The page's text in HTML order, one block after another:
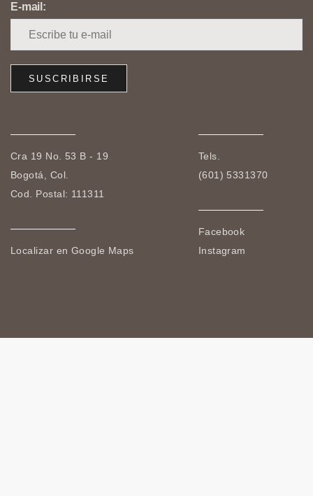
E-mail:
Cra 19 No. 53 B - 19
Bogotá, Col.
Cod. Postal: 111311
Localizar en Google Maps
Tels.
(601) 5331370
Facebook
Instagram